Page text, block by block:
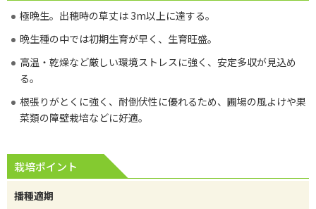
極晩生。出穂時の草丈は 3m以上に達する。
晩生種の中では初期生育が早く、生育旺盛。
高温・乾燥など厳しい環境ストレスに強く、安定多収が見込め
る。
根張りがとくに強く、耐倒伏性に優れるため、圃場の風よけや果
菜類の障壁栽培などに好適。
栽培ポイント
播種適期